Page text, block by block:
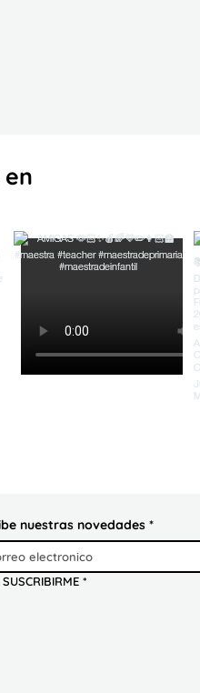
en
nuestras novedades *
SUSCRIBIRME *